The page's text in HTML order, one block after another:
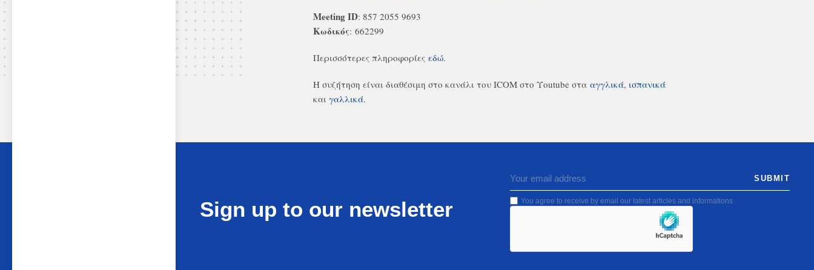
Meeting ID: 857 2055 9693
Κωδικός: 662299
Περισσότερες πληροφορίες εδώ.
Η συζήτηση είναι διαθέσιμη στο κανάλι του ICOM στο Υoutube στα αγγλικά, ισπανικά
και γαλλικά.
Sign up to our newsletter You agree to receive by email our latest articles and informations